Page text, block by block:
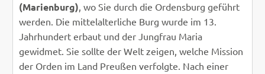
(Marienburg), wo Sie durch die Ordensburg geführt
werden. Die mittelalterliche Burg wurde im 13.
Jahrhundert erbaut und der Jungfrau Maria
gewidmet. Sie sollte der Welt zeigen, welche Mission
der Orden im Land Preußen verfolgte. Nach einer